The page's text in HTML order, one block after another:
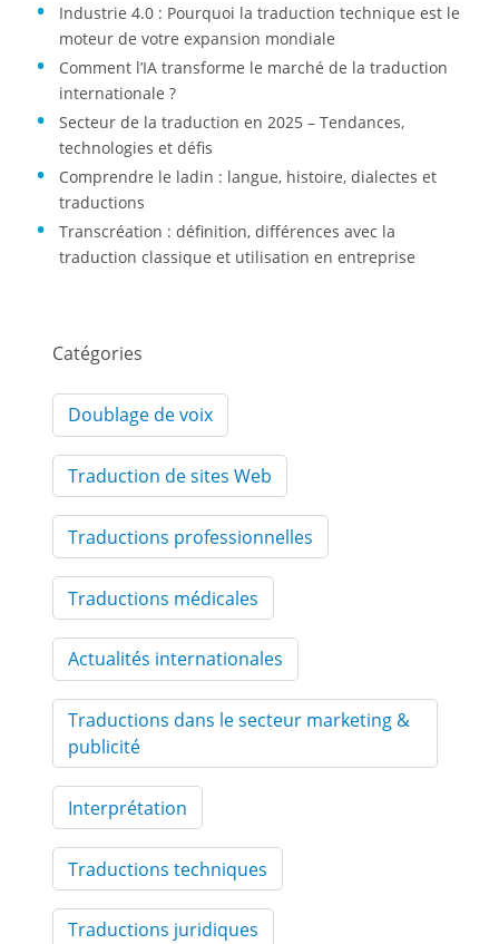
Industrie 4.0 : Pourquoi la traduction technique est le
moteur de votre expansion mondiale
Comment l’IA transforme le marché de la traduction
internationale ?
Secteur de la traduction en 2025 – Tendances,
technologies et défis
Comprendre le ladin : langue, histoire, dialectes et
traductions
Transcréation : définition, différences avec la
traduction classique et utilisation en entreprise
Catégories
Doublage de voix
Traduction de sites Web
Traductions professionnelles
Traductions médicales
Actualités internationales
Traductions dans le secteur marketing &
publicité
Interprétation
Traductions techniques
Traductions juridiques